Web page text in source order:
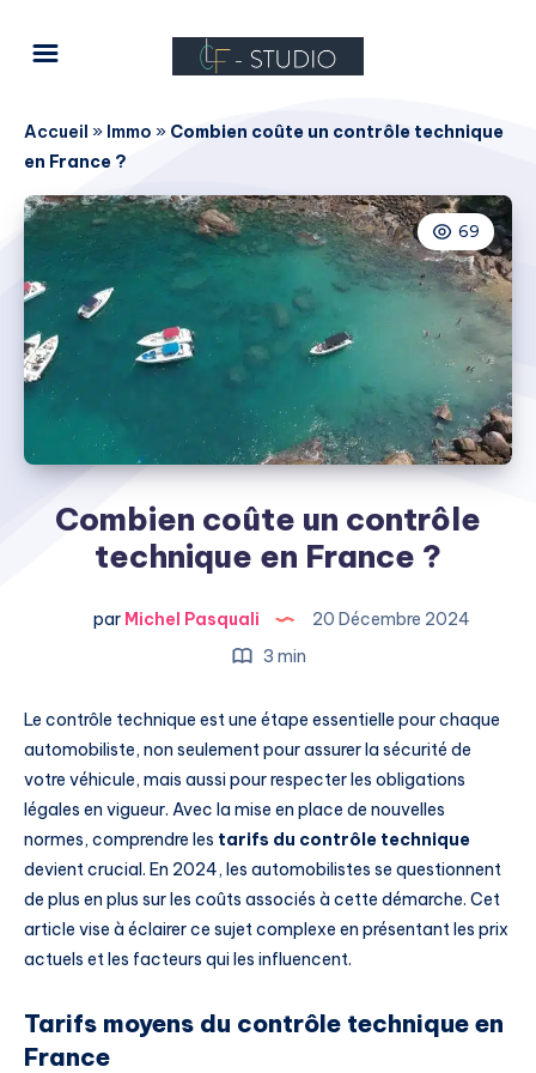
Accueil » Immo » Combien coûte un contrôle technique
en France ?
69
Combien coûte un contrôle
technique en France ?
par Michel Pasquali
20 Décembre 2024
3 min
Le contrôle technique est une étape essentielle pour chaque
automobiliste, non seulement pour assurer la sécurité de
votre véhicule, mais aussi pour respecter les obligations
légales en vigueur. Avec la mise en place de nouvelles
normes, comprendre les tarifs du contrôle technique
devient crucial. En 2024, les automobilistes se questionnent
de plus en plus sur les coûts associés à cette démarche. Cet
article vise à éclairer ce sujet complexe en présentant les prix
actuels et les facteurs qui les influencent.
Tarifs moyens du contrôle technique en
France